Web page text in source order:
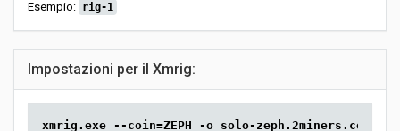
Esempio: rig-1
Impostazioni per il Xmrig:
xmrig.exe --coin=ZEPH -o solo-zeph.2miners.com:4444 -